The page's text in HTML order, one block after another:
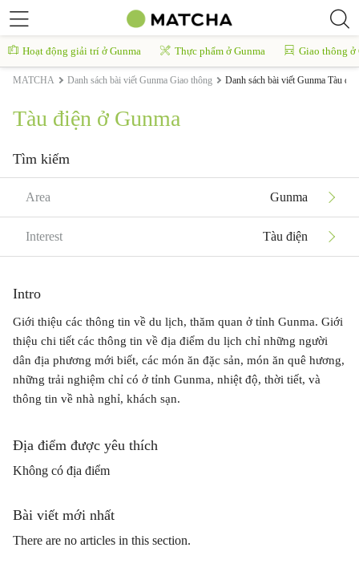
Hoạt động giải trí ở Gunma Thực phẩm ở Gunma Giao thông ở
MATCHA Danh sách bài viết Gunma Giao thông Danh sách bài viết Gunma Tàu
Tàu điện ở Gunma
Tìm kiếm
Area Gunma
Interest Tàu điện
Intro
Giới thiệu các thông tin về du lịch, thăm quan ở tỉnh Gunma. Giới
thiệu chi tiết các thông tin về địa điểm du lịch chỉ những người
dân địa phương mới biết, các món ăn đặc sản, món ăn quê hương,
những trải nghiệm chỉ có ở tỉnh Gunma, nhiệt độ, thời tiết, và
thông tin về nhà nghỉ, khách sạn.
Địa điểm được yêu thích
Không có địa điểm
Bài viết mới nhất
There are no articles in this section.